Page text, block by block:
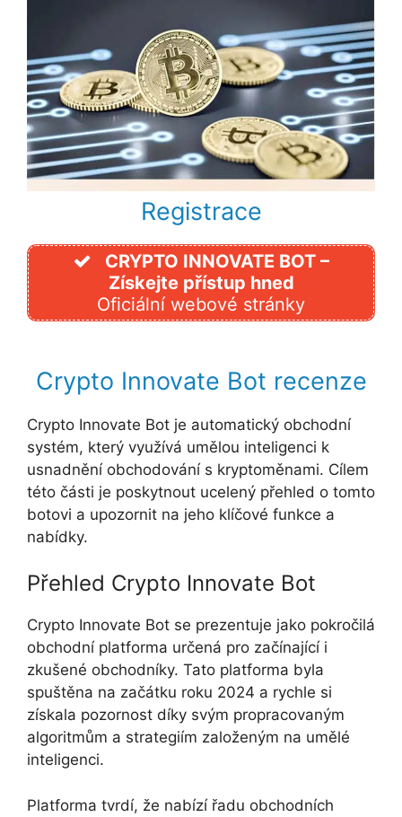
Registrace
CRYPTO INNOVATE BOT –
Získejte přístup hned
Oficiální webové stránky
Crypto Innovate Bot recenze
Crypto Innovate Bot je automatický obchodní
systém, který využívá umělou inteligenci k
usnadnění obchodování s kryptoměnami. Cílem
této části je poskytnout ucelený přehled o tomto
botovi a upozornit na jeho klíčové funkce a
nabídky.
Přehled Crypto Innovate Bot
Crypto Innovate Bot se prezentuje jako pokročilá
obchodní platforma určená pro začínající i
zkušené obchodníky. Tato platforma byla
spuštěna na začátku roku 2024 a rychle si
získala pozornost díky svým propracovaným
algoritmům a strategiím založeným na umělé
inteligenci.
Platforma tvrdí, že nabízí řadu obchodních